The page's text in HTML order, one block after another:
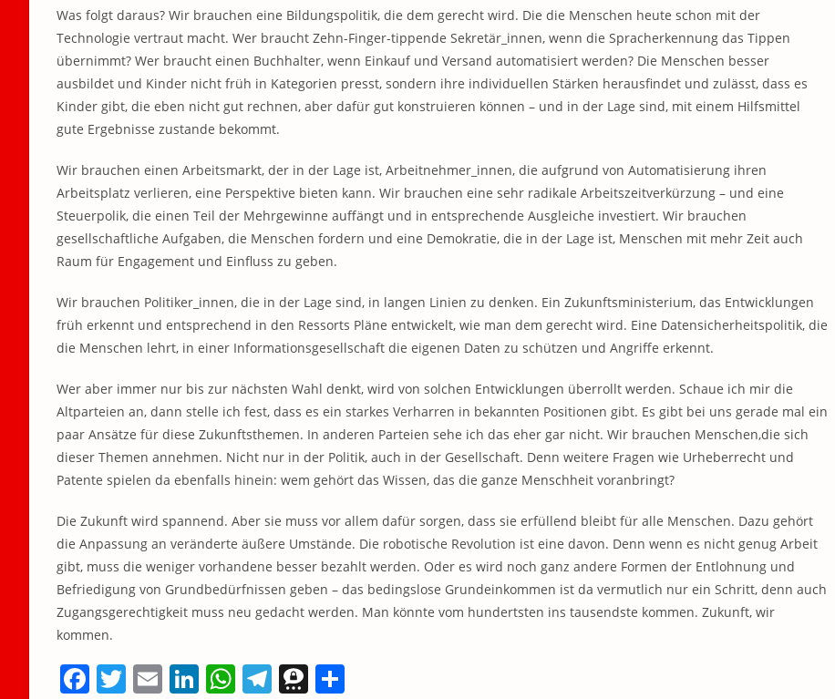
Was folgt daraus? Wir brauchen eine Bildungspolitik, die dem gerecht wird. Die die Menschen heute schon mit der
Technologie vertraut macht. Wer braucht Zehn-Finger-tippende Sekretär_innen, wenn die Spracherkennung das Tippen
übernimmt? Wer braucht einen Buchhalter, wenn Einkauf und Versand automatisiert werden? Die Menschen besser
ausbildet und Kinder nicht früh in Kategorien presst, sondern ihre individuellen Stärken herausfindet und zulässt, dass es
Kinder gibt, die eben nicht gut rechnen, aber dafür gut konstruieren können – und in der Lage sind, mit einem Hilfsmittel
gute Ergebnisse zustande bekommt.
Wir brauchen einen Arbeitsmarkt, der in der Lage ist, Arbeitnehmer_innen, die aufgrund von Automatisierung ihren
Arbeitsplatz verlieren, eine Perspektive bieten kann. Wir brauchen eine sehr radikale Arbeitszeitverkürzung – und eine
Steuerpolik, die einen Teil der Mehrgewinne auffängt und in entsprechende Ausgleiche investiert. Wir brauchen
gesellschaftliche Aufgaben, die Menschen fordern und eine Demokratie, die in der Lage ist, Menschen mit mehr Zeit auch
Raum für Engagement und Einfluss zu geben.
Wir brauchen Politiker_innen, die in der Lage sind, in langen Linien zu denken. Ein Zukunftsministerium, das Entwicklungen
früh erkennt und entsprechend in den Ressorts Pläne entwickelt, wie man dem gerecht wird. Eine Datensicherheitspolitik, die
die Menschen lehrt, in einer Informationsgesellschaft die eigenen Daten zu schützen und Angriffe erkennt.
Wer aber immer nur bis zur nächsten Wahl denkt, wird von solchen Entwicklungen überrollt werden. Schaue ich mir die
Altparteien an, dann stelle ich fest, dass es ein starkes Verharren in bekannten Positionen gibt. Es gibt bei uns gerade mal ein
paar Ansätze für diese Zukunftsthemen. In anderen Parteien sehe ich das eher gar nicht. Wir brauchen Menschen,die sich
dieser Themen annehmen. Nicht nur in der Politik, auch in der Gesellschaft. Denn weitere Fragen wie Urheberrecht und
Patente spielen da ebenfalls hinein: wem gehört das Wissen, das die ganze Menschheit voranbringt?
Die Zukunft wird spannend. Aber sie muss vor allem dafür sorgen, dass sie erfüllend bleibt für alle Menschen. Dazu gehört
die Anpassung an veränderte äußere Umstände. Die robotische Revolution ist eine davon. Denn wenn es nicht genug Arbeit
gibt, muss die weniger vorhandene besser bezahlt werden. Oder es wird noch ganz andere Formen der Entlohnung und
Befriedigung von Grundbedürfnissen geben – das bedingslose Grundeinkommen ist da vermutlich nur ein Schritt, denn auch
Zugangsgerechtigkeit muss neu gedacht werden. Man könnte vom hundertsten ins tausendste kommen. Zukunft, wir
kommen.
F T E Li W T T